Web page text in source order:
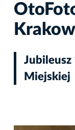
Jubileusz
Miejskiej